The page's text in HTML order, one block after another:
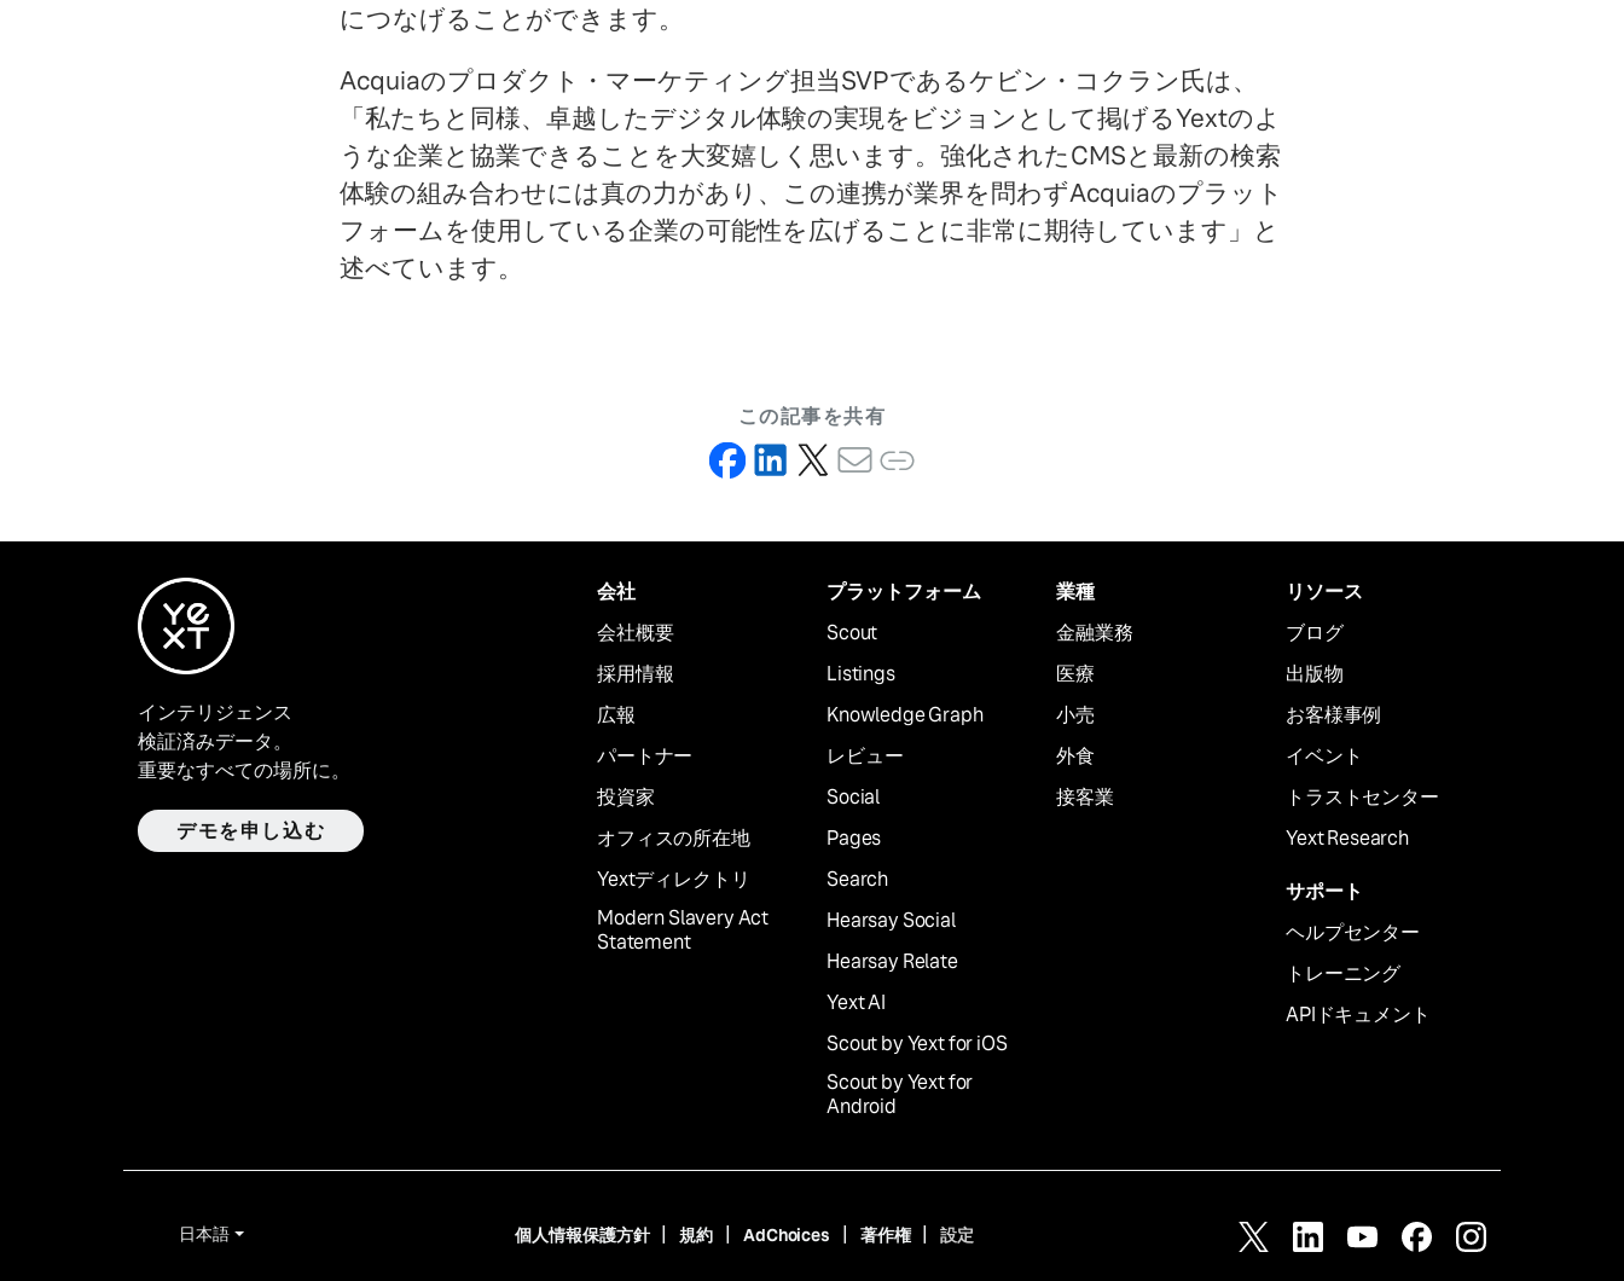
につなげることができます。
Acquiaのプロダクト・マーケティング担当SVPであるケビン・コクラン氏は、
「私たちと同様、卓越したデジタル体験の実現をビジョンとして掲げるYextのよ
うな企業と協業できることを大変嬉しく思います。強化されたCMSと最新の検索
体験の組み合わせには真の力があり、この連携が業界を問わずAcquiaのプラット
フォームを使用している企業の可能性を広げることに非常に期待しています」と
述べています。
この記事を共有
インテリジェンス
検証済みデータ。
重要なすべての場所に。
デモを申し込む
会社
会社概要
採用情報
広報
パートナー
投資家
オフィスの所在地
Yextディレクトリ
Modern Slavery Act
Statement
プラットフォーム
Scout
Listings
Knowledge Graph
レビュー
Social
Pages
Search
Hearsay Social
Hearsay Relate
Yext AI
Scout by Yext for iOS
Scout by Yext for
Android
業種
金融業務
医療
小売
外食
接客業
リソース
ブログ
出版物
お客様事例
イベント
トラストセンター
Yext Research
サポート
ヘルプセンター
トレーニング
APIドキュメント
日本語 個人情報保護方針 規約 AdChoices 著作権 設定